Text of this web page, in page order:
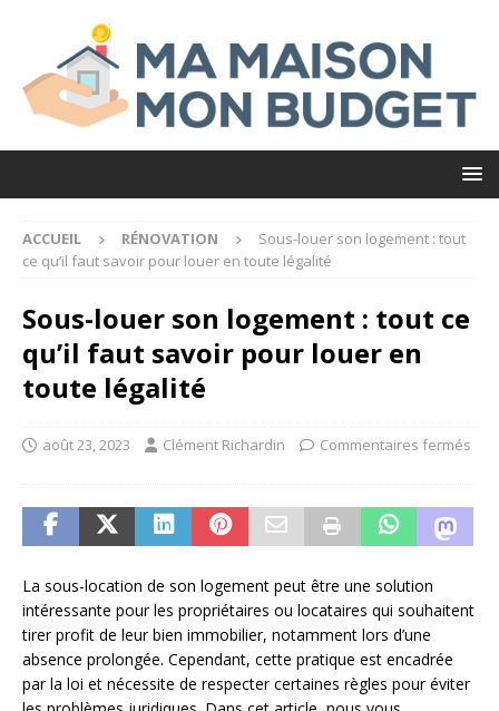
ACCUEIL RÉNOVATION
Sous-louer son logement : tout
ce qu’il faut savoir pour louer en toute légalité
Sous-louer son logement : tout ce
qu’il faut savoir pour louer en
toute légalité
août 23, 2023 Clément Richardin Commentaires fermés
La sous-location de son logement peut être une solution
intéressante pour les propriétaires ou locataires qui souhaitent
tirer profit de leur bien immobilier, notamment lors d’une
absence prolongée. Cependant, cette pratique est encadrée
par la loi et nécessite de respecter certaines règles pour éviter